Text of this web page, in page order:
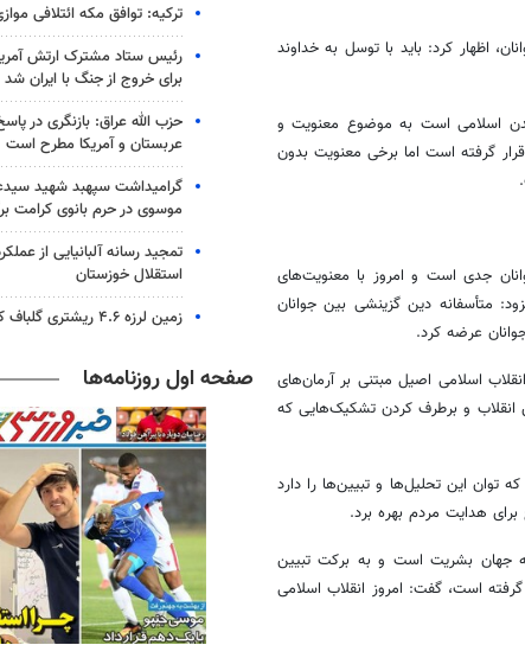
اظهار کرد: باید با توسل به خداوند
اسلامی است به موضوع معنویت و
گرفته است اما برخی معنویت بدون
جدی است و امروز با معنویت‌های
متأسفانه دین گزینشی بین جوانان
عرضه کرد.
اسلامی اصیل مبتنی بر آرمان‌های
انقلاب و برطرف کردن تشکیک‌هایی که
توان این تحلیل‌ها و تبیین‌ها را دارد
هدایت مردم بهره برد.
جهان بشریت است و به برکت تبیین
است، گفت: امروز انقلاب اسلامی
ترکیه: توافق مکه ائتلافی
رئیس ستاد مشترک ارتش
برای خروج از جنگ با ایران شد
حزب الله عراق: بازنگری در
عربستان و آمریکا مطرح است
گرامیداشت سپهبد شهید
موسوی در حرم بانوی کرامت
تمجید رسانه آلبانیایی از
استقلال خوزستان
زمین لرزه ۴.۶ ریشتری گلباف کرمان را لرزاند
صفحه اول روزنامه‌ها